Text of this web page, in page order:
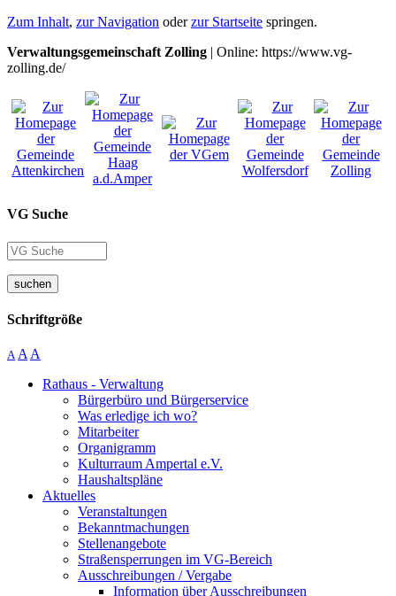
Zum Inhalt, zur Navigation oderzur Startseite springen.
Verwaltungsgemeinschaft Zolling | Online: https://www.vg-
zolling.de/
VG Suche
suchen
Schriftgröße
A A A
Rathaus - Verwaltung
Bürgerbüro und Bürgerservice
Was erledige ich wo?
Mitarbeiter
Organigramm
Kulturraum Ampertal e.V.
Haushaltspläne
Aktuelles
Veranstaltungen
Bekanntmachungen
Stellenangebote
Straßensperrungen im VG-Bereich
Ausschreibungen / Vergabe
Information über Ausschreibungen